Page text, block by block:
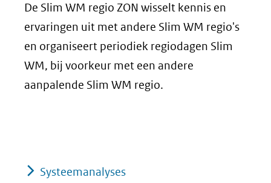
De Slim WM regio ZON wisselt kennis en
ervaringen uit met andere Slim WM regio's
en organiseert periodiek regiodagen Slim
WM, bij voorkeur met een andere
aanpalende Slim WM regio.
Systeemanalyses